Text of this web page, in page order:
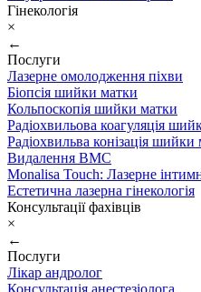
Гінекологія
×
←
Послуги
Лазерне омолодження піхви
Біопсія шийки матки
Кольпоскопія шийки матки
Радіохвильова коагуляція
Радіохвильва конізація шийки
Видалення ВМС
Monalisa Touch: Лазерне
Естетична лазерна гінекологія
Консультації фахівців
×
←
Послуги
Лікар андролог
Консультація анестезіолога